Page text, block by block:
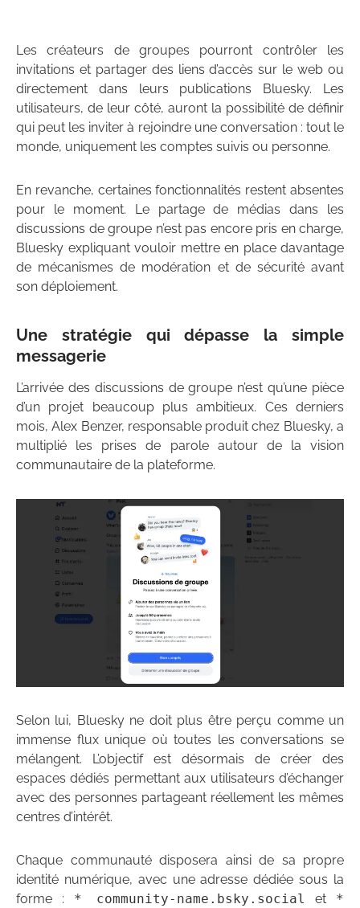
Les créateurs de groupes pourront contrôler les
invitations et partager des liens d’accès sur le web ou
directement dans leurs publications Bluesky. Les
utilisateurs, de leur côté, auront la possibilité de définir
qui peut les inviter à rejoindre une conversation : tout le
monde, uniquement les comptes suivis ou personne.
En revanche, certaines fonctionnalités restent absentes
pour le moment. Le partage de médias dans les
discussions de groupe n’est pas encore pris en charge,
Bluesky expliquant vouloir mettre en place davantage
de mécanismes de modération et de sécurité avant
son déploiement.
Une stratégie qui dépasse la simple
messagerie
L’arrivée des discussions de groupe n’est qu’une pièce
d’un projet beaucoup plus ambitieux. Ces derniers
mois, Alex Benzer, responsable produit chez Bluesky, a
multiplié les prises de parole autour de la vision
communautaire de la plateforme.
Selon lui, Bluesky ne doit plus être perçu comme un
immense flux unique où toutes les conversations se
mélangent. L’objectif est désormais de créer des
espaces dédiés permettant aux utilisateurs d’échanger
avec des personnes partageant réellement les mêmes
centres d’intérêt.
Chaque communauté disposera ainsi de sa propre
identité numérique, avec une adresse dédiée sous la
forme : * community-name.bsky.social et *